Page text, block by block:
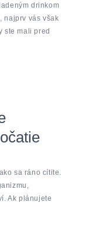
drinkom
najprv vás však
ste mali pred
sa ráno cítite.
Ak plánujete